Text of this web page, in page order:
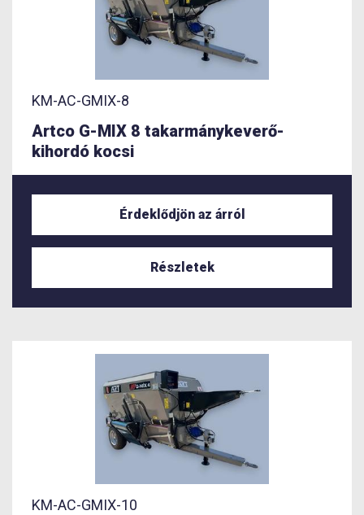
KM-AC-GMIX-8
Artco G-MIX 8 takarmánykeverő-
kihordó kocsi
Érdeklődjön az árról
Részletek
KM-AC-GMIX-10